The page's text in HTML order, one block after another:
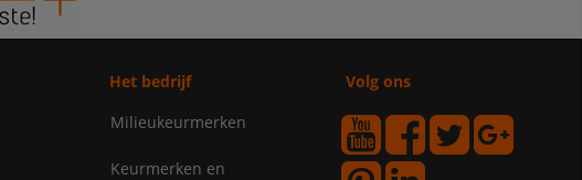
Het bedrijf
Milieukeurmerken
Keurmerken en
Volg ons